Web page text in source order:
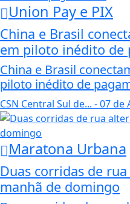
Union Pay e PIX
China e Brasil
em piloto inédito de
China e Brasil
piloto inédito de
CSN Central Sul de... - 07 de
Maratona Urbana
Duas corridas de
manhã de domingo